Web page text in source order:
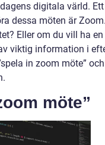
digitala värld. Ett
dessa möten är
Eller om du vill ha en
viktig information i
in zoom möte” och
möte”